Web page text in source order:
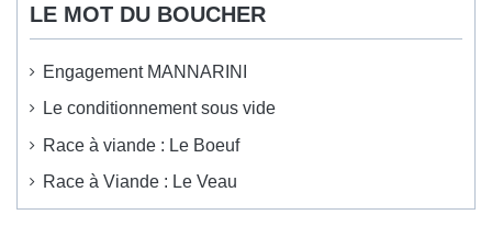
LE MOT DU BOUCHER
Engagement MANNARINI
Le conditionnement sous vide
Race à viande : Le Boeuf
Race à Viande : Le Veau